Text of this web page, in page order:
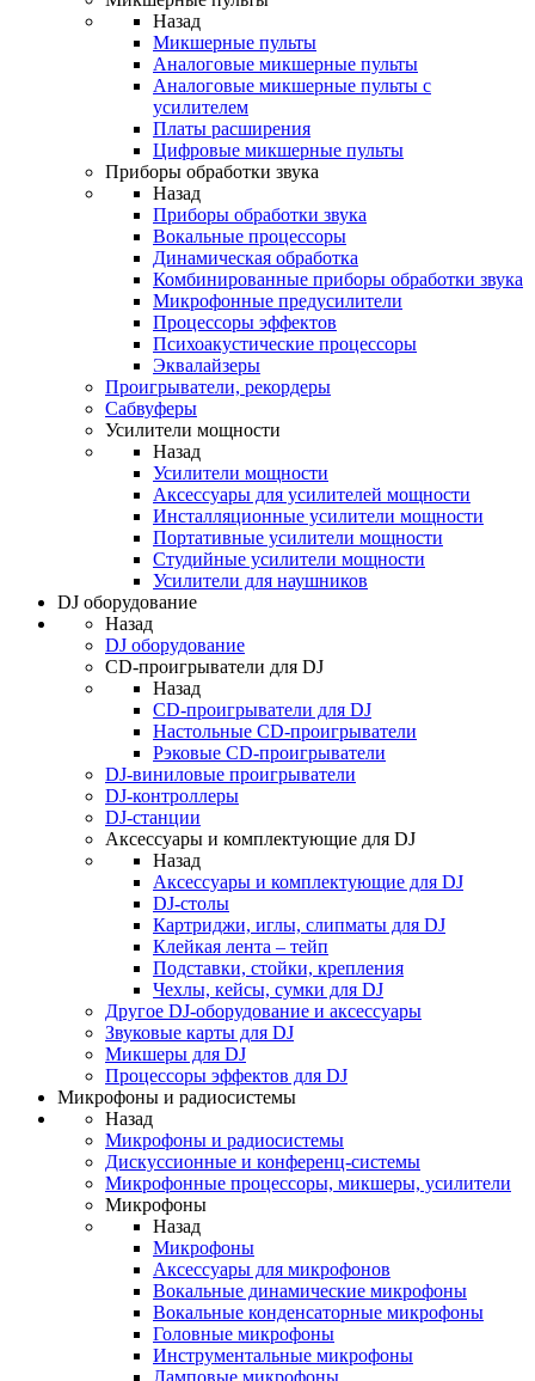
Назад
Микшерные пульты
Аналоговые микшерные пульты
Аналоговые микшерные пульты с
усилителем
Платы расширения
Цифровые микшерные пульты
Приборы обработки звука
Назад
Приборы обработки звука
Вокальные процессоры
Динамическая обработка
Комбинированные приборы обработки звука
Микрофонные предусилители
Процессоры эффектов
Психоакустические процессоры
Эквалайзеры
Проигрыватели, рекордеры
Сабвуферы
Усилители мощности
Назад
Усилители мощности
Аксессуары для усилителей мощности
Инсталляционные усилители мощности
Портативные усилители мощности
Студийные усилители мощности
Усилители для наушников
DJ оборудование
Назад
DJ оборудование
CD-проигрыватели для DJ
Назад
CD-проигрыватели для DJ
Настольные CD-проигрыватели
Рэковые CD-проигрыватели
DJ-виниловые проигрыватели
DJ-контроллеры
DJ-станции
Аксессуары и комплектующие для DJ
Назад
Аксессуары и комплектующие для DJ
DJ-столы
Картриджи, иглы, слипматы для DJ
Клейкая лента – тейп
Подставки, стойки, крепления
Чехлы, кейсы, сумки для DJ
Другое DJ-оборудование и аксессуары
Звуковые карты для DJ
Микшеры для DJ
Процессоры эффектов для DJ
Микрофоны и радиосистемы
Назад
Микрофоны и радиосистемы
Дискуссионные и конференц-системы
Микрофонные процессоры, микшеры, усилители
Микрофоны
Назад
Микрофоны
Аксессуары для микрофонов
Вокальные динамические микрофоны
Вокальные конденсаторные микрофоны
Головные микрофоны
Инструментальные микрофоны
Ламповые микрофоны